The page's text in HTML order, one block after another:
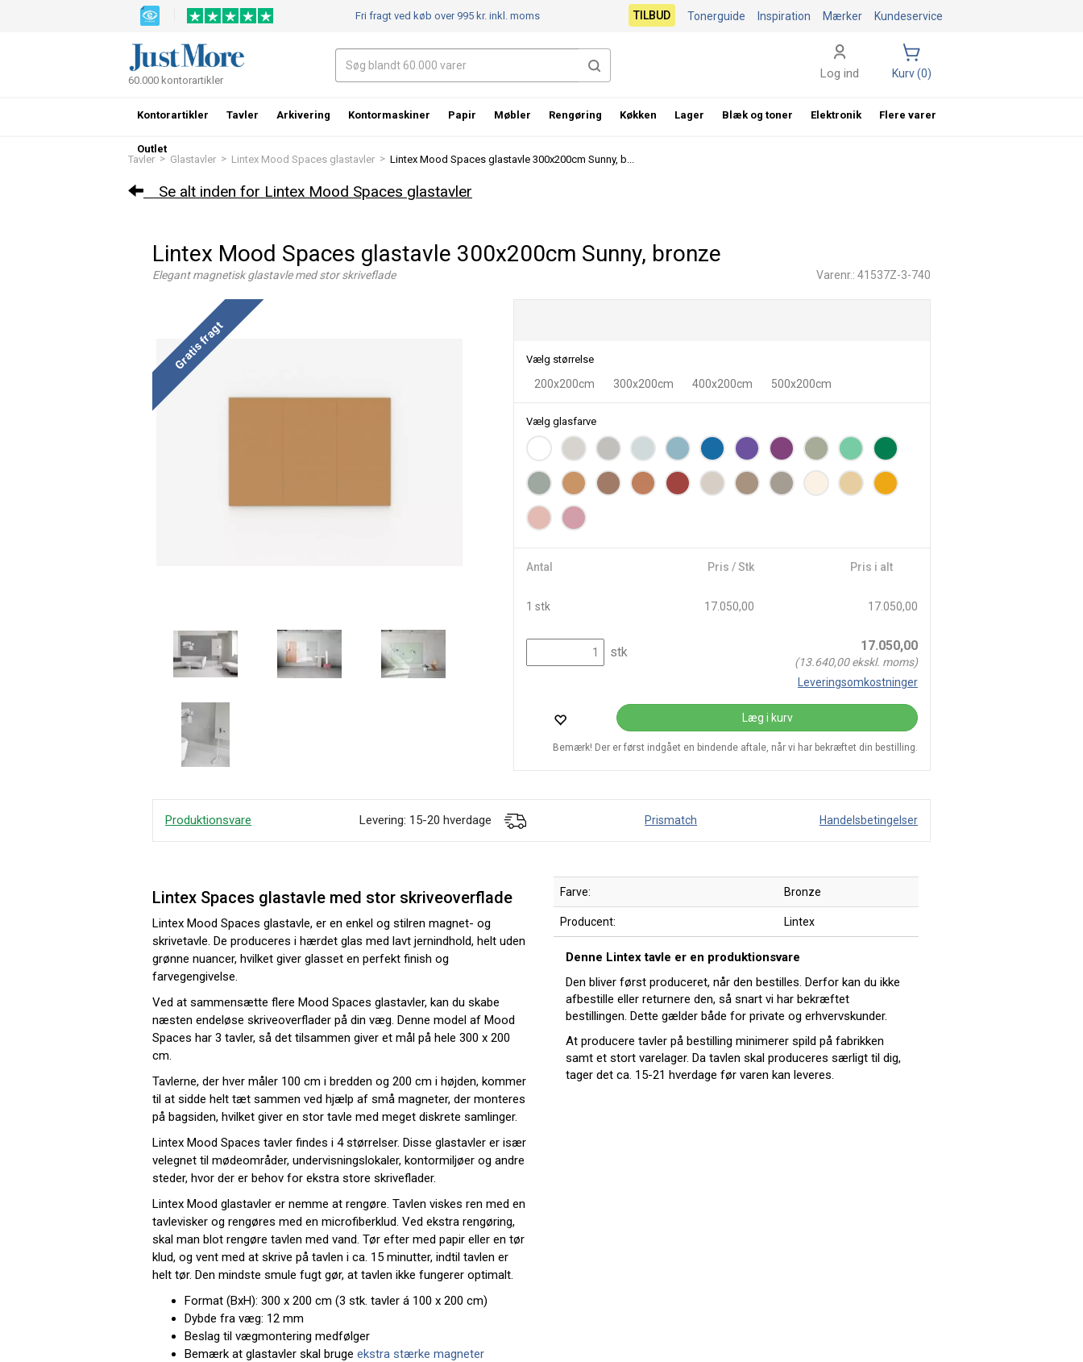
Tavler > Glastavler > Lintex Mood Spaces glastavler > Lintex Mood Spaces glastavle 300x200cm Sunny, b...
Se alt inden for Lintex Mood Spaces glastavler
Lintex Mood Spaces glastavle 300x200cm Sunny, bronze
Elegant magnetisk glastavle med stor skriveflade Varenr.: 41537Z-3-740
Gratis fragt Vælg størrelse
200x200cm 300x200cm 400x200cm 500x200cm
Vælg glasfarve
Antal Pris / Stk Pris i alt
1 stk 17.050,00 17.050,00
stk 17.050,00
(13.640,00ekskl. moms)
Leveringsomkostninger
Læg i kurv
Bemærk! Der er først indgået en bindende aftale, når vi har bekræftet din bestilling.
Produktionsvare Levering: 15-20 hverdage Prismatch Handelsbetingelser
Lintex Spaces glastavle med stor skriveoverflade
Lintex Mood Spaces glastavle, er en enkel og stilren magnet- og
skrivetavle. De produceres i hærdet glas med lavt jernindhold, helt uden
grønne nuancer, hvilket giver glasset en perfekt finish og
farvegengivelse.
Ved at sammensætte flere Mood Spaces glastavler, kan du skabe
næsten endeløse skriveoverflader på din væg. Denne model af Mood
Spaces har 3 tavler, så det tilsammen giver et mål på hele 300 x 200
cm.
Tavlerne, der hver måler 100 cm i bredden og 200 cm i højden, kommer
til at sidde helt tæt sammen ved hjælp af små magneter, der monteres
på bagsiden, hvilket giver en stor tavle med meget diskrete samlinger.
Lintex Mood Spaces tavler findes i 4 størrelser. Disse glastavler er især
velegnet til mødeområder, undervisningslokaler, kontormiljøer og andre
steder, hvor der er behov for ekstra store skriveflader.
Lintex Mood glastavler er nemme at rengøre. Tavlen viskes ren med en
tavlevisker og rengøres med en microfiberklud. Ved ekstra rengøring,
skal man blot rengøre tavlen med vand. Tør efter med papir eller en tør
klud, og vent med at skrive på tavlen i ca. 15 minutter, indtil tavlen er
helt tør. Den mindste smule fugt gør, at tavlen ikke fungerer optimalt.
Format (BxH): 300 x 200 cm (3 stk. tavler á 100 x 200 cm)
Dybde fra væg: 12 mm
Beslag til vægmontering medfølger
Bemærk at glastavler skal bruge ekstra stærke magneter
Farve: Bronze
Producent: Lintex
Denne Lintex tavle er en produktionsvare
Den bliver først produceret, når den bestilles. Derfor kan du ikke
afbestille eller returnere den, så snart vi har bekræftet
bestillingen. Dette gælder både for private og erhvervskunder.
At producere tavler på bestilling minimerer spild på fabrikken
samt et stort varelager. Da tavlen skal produceres særligt til dig,
tager det ca. 15-21 hverdage før varen kan leveres.
Fri fragt ved køb over 995 kr.inkl. moms Kundeservice
Mærker
Inspiration
Tonerguide
TILBUD
60.000 kontorartikler Log ind Kurv (0)
Kontorartikler Tavler Arkivering Kontormaskiner Papir Møbler Rengøring Køkken Lager Blæk og toner Elektronik Flere varer
Outlet